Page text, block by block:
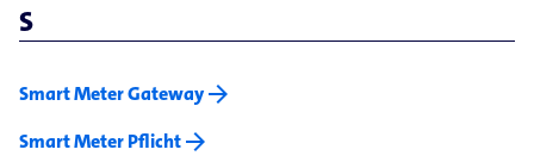
S
Smart Meter Gatewayarrow_forward
Smart Meter Pflichtarrow_forward